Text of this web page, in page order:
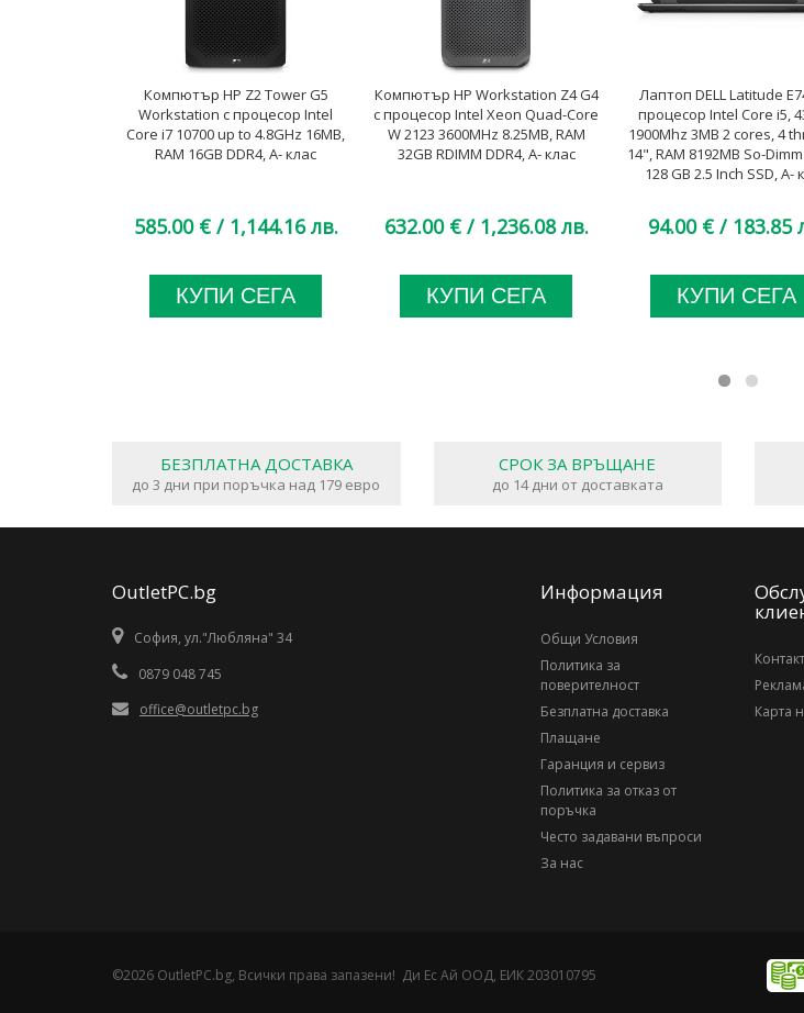
Компютър HP Z2 Tower G5
Workstation с процесор Intel
Core i7 10700 up to 4.8GHz 16MB,
RAM 16GB DDR4, A- клас
585.00 €/ 1,144.16 лв.
КУПИ СЕГА
Компютър HP Workstation Z4 G4
с процесор Intel Xeon Quad-Core
W 2123 3600MHz 8.25MB, RAM
32GB RDIMM DDR4, A- клас
632.00 €/ 1,236.08 лв.
КУПИ СЕГА
Лаптоп DELL Latitude
процесор Intel Core i5,
1900Mhz 3MB 2 cores, 4
14", RAM 8192MB So-
128 GB 2.5 Inch SSD, A-
94.00 € / 183.85
КУПИ СЕГА
БЕЗПЛАТНА ДОСТАВКА
до 3 дни при поръчка над 179 евро
СРОК ЗА ВРЪЩАНЕ
до 14 дни от доставката
OutletPC.bg
София, ул."Любляна" 34
0879 048 745
office@outletpc.bg
Информация
Общи Условия
Политика за
поверителност
Безплатна доставка
Плащане
Гаранция и сервиз
Политика за отказ от
поръчка
Често задавани въпроси
За нас
Карта
©2026 OutletPC.bg, Всички права запазени! Ди Ес Ай ООД, ЕИК 203010795